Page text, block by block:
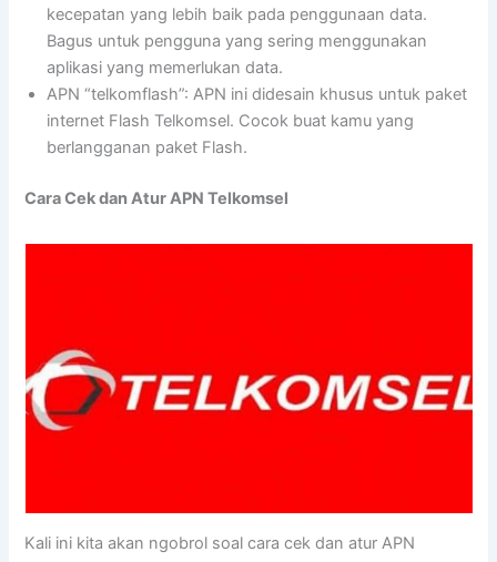
kecepatan yang lebih baik pada penggunaan data.
Bagus untuk pengguna yang sering menggunakan
aplikasi yang memerlukan data.
APN “telkomflash”: APN ini didesain khusus untuk paket
internet Flash Telkomsel. Cocok buat kamu yang
berlangganan paket Flash.
Cara Cek dan Atur APN Telkomsel
Kali ini kita akan ngobrol soal cara cek dan atur APN